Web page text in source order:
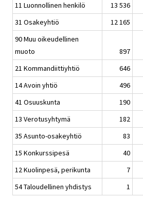
11 Luonnollinen henkilö
13 536
31 Osakeyhtiö
12 165
90 Muu oikeudellinen
muoto
897
21 Kommandiittiyhtiö
646
14 Avoin yhtiö
496
41 Osuuskunta
190
13 Verotusyhtymä
182
35 Asunto-osakeyhtiö
83
15 Konkurssipesä
40
12 Kuolinpesä, perikunta
7
54 Taloudellinen yhdistys
1